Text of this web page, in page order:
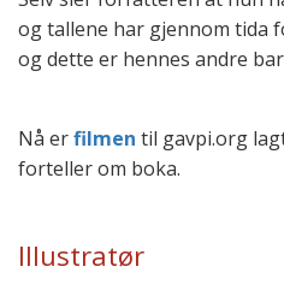
og tallene har gjennom tida
og dette er hennes andre
Nå erfilmen til gavpi.org
forteller om boka.
Illustratør